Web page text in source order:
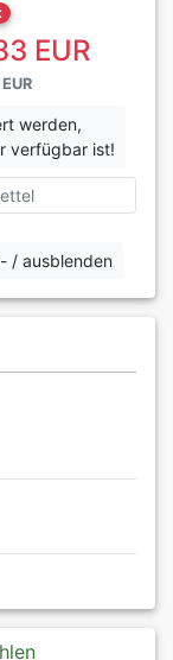
EUR
werden,
verfügbar ist!
/ ausblenden